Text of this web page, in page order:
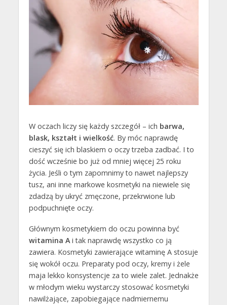
W oczach liczy się każdy szczegół – ich barwa,
blask, kształt i wielkość. By móc naprawdę
cieszyć się ich blaskiem o oczy trzeba zadbać. I to
dość wcześnie bo już od mniej więcej 25 roku
życia. Jeśli o tym zapomnimy to nawet najlepszy
tusz, ani inne markowe kosmetyki na niewiele się
zdadzą by ukryć zmęczone, przekrwione lub
podpuchnięte oczy.
Głównym kosmetykiem do oczu powinna być
witamina Ai tak naprawdę wszystko co ją
zawiera. Kosmetyki zawierające witaminę A stosuje
się wokół oczu. Preparaty pod oczy, kremy i żele
maja lekko konsystencje za to wiele zalet. Jednakże
w młodym wieku wystarczy stosować kosmetyki
nawilżające, zapobiegające nadmiernemu